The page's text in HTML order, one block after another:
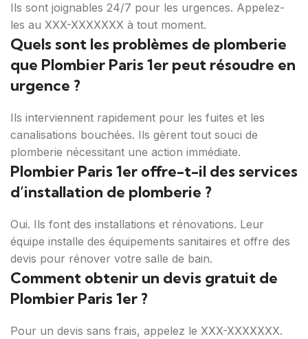
Ils sont joignables 24/7 pour les urgences. Appelez-
les au XXX-XXXXXXX à tout moment.
Quels sont les problèmes de plomberie
que Plombier Paris 1er peut résoudre en
urgence ?
Ils interviennent rapidement pour les fuites et les
canalisations bouchées. Ils gèrent tout souci de
plomberie nécessitant une action immédiate.
Plombier Paris 1er offre-t-il des services
d’installation de plomberie ?
Oui. Ils font des installations et rénovations. Leur
équipe installe des équipements sanitaires et offre des
devis pour rénover votre salle de bain.
Comment obtenir un devis gratuit de
Plombier Paris 1er ?
Pour un devis sans frais, appelez le XXX-XXXXXXX.